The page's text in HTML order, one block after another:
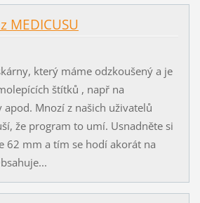
MEDICUSU
který máme odzkoušený a je
štítků , např na
apod. Mnozí z našich uživatelů
že program to umí. Usnadněte si
62 mm a tím se hodí akorát na